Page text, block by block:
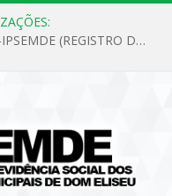
PREGÃO ELETRÔNICO Nº 02/2026-IPSEMDE (REGISTRO DE PREÇOS PARA FUTURA E EVENTUAL AQUISIÇÃO DE MATERIAL DE LIMPEZA E GÊNEROS ALIMENTÍCIOS PARA ATENDER AS NECESSIDADES DO INSTITUTO DE PREVIDÊNCIA SOCIAL DOS SERVIDORES MUNICIPAIS DE DOM ELISEU.)